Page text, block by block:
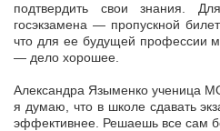
подтвердить свои знания.
госэкзамена — пропускной
что для ее будущей профессии
— дело хорошее.
Александра Языменко
я думаю, что в школе сдавать
эффективнее. Решаешь все сам